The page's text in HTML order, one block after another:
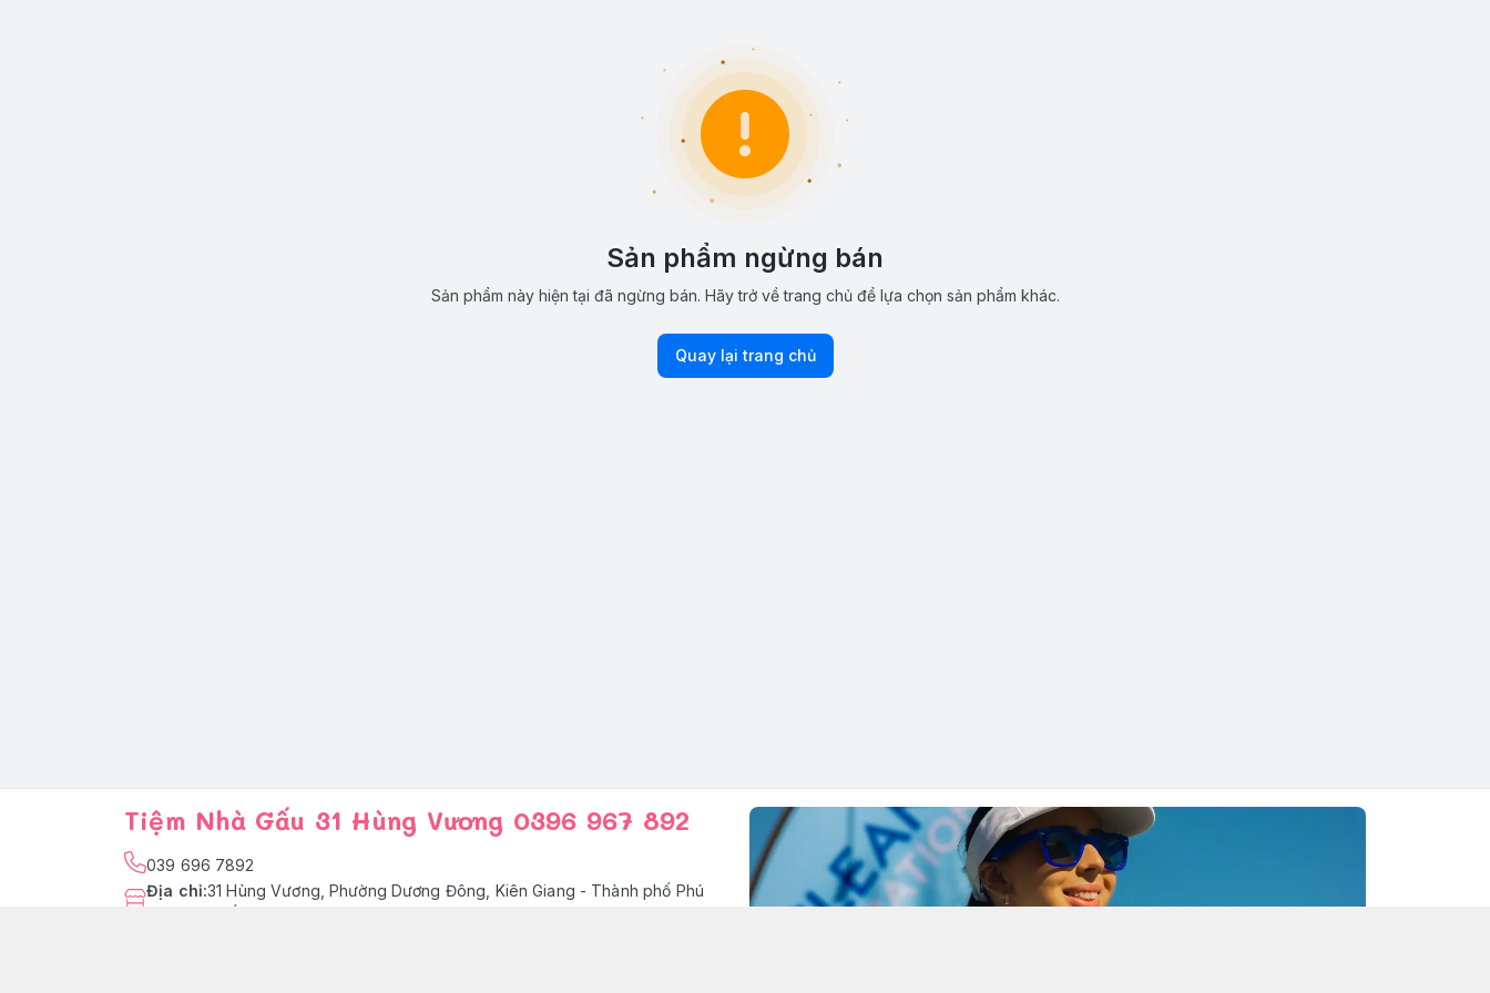
Sản phẩm ngừng bán
Sản phẩm này hiện tại đã ngừng bán. Hãy trở về trang chủ để lựa chọn sản phẩm khác.
Quay lại trang chủ
Tiệm Nhà Gấu 31 Hùng Vương 0396 967 892
039 696 7892
Địa chỉ:31 Hùng Vương, Phường Dương Đông, Kiên Giang - Thành phố Phú
Quốc